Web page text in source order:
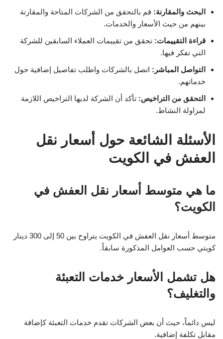
البحث والمقارنة: قم بالتحقق من الشركات المتاحة والمقارنة
بينهم من حيث الأسعار والخدمات.
قراءة التقييمات: تحقق من تقييمات العملاء السابقين للشركة
التي تفكر فيها.
التواصل المباشر: اتصل بالشركات واطلب تفاصيل إضافية حول
خدماتهم.
التحقق من التراخيص: تأكد أن الشركة لديها التراخيص اللازمة
لمزاولة النشاط.
الأسئلة الشائعة حول أسعار نقل
العفش في الكويت
ما هي متوسط أسعار نقل العفش في
الكويت؟
متوسط أسعار نقل العفش في الكويت يتراوح بين 50 إلى 300 دينار
كويتي حسب العوامل المذكورة سابقاً.
هل تشمل الأسعار خدمات التعبئة
والتغليف؟
ليس دائماً، حيث أن بعض الشركات تقدم خدمات التعبئة كإضافة
مقابل تكلفة إضافية.